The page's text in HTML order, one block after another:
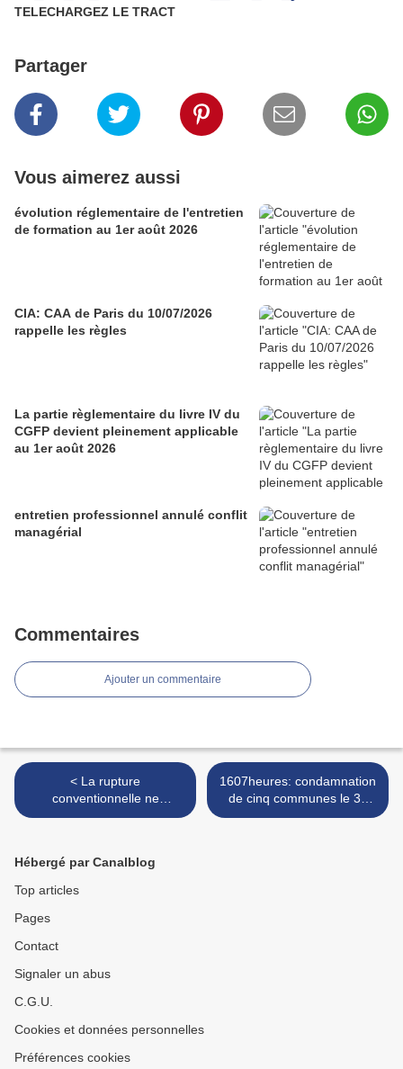
TELECHARGEZ LE TRACT
Partager
Vous aimerez aussi
évolution réglementaire de l'entretien
de formation au 1er août 2026
CIA: CAA de Paris du 10/07/2026
rappelle les règles
La partie règlementaire du livre IV du
CGFP devient pleinement applicable
au 1er août 2026
entretien professionnel annulé conflit
managérial
Commentaires
Ajouter un commentaire
< La rupture
conventionnelle ne
constitue pas un droit pour
1607heures: condamnation
de cinq communes le 31
janvier 2022 pour non-
Hébergé par Canalblog
Top articles
Pages
Contact
Signaler un abus
C.G.U.
Cookies et données personnelles
Préférences cookies